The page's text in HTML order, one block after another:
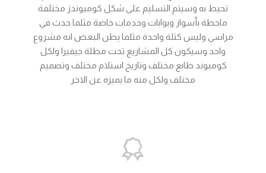
تحيط به وسيتم التسليم على شكل كومبوندز مختلفة
ماحطة بأسوار وبوابات وخدمات خاصة مثلما حدث في
مراسي وليس كتلة واحدة مثلما يظن البعض انه مشروع
واحد وسيكون كل المشاريع تحت مظلة جيفيرا ولكل
كومبوند طابع مختلف وتاريخ استلام مختلف وتصميم
مختلف ولكل منه ما يميزه عن الاخر